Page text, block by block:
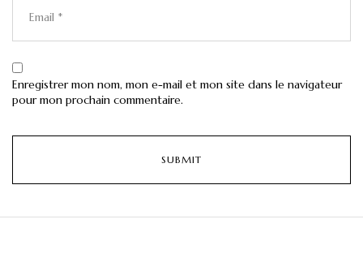
Enregistrer mon nom, mon e-mail et mon site dans le navigateur
pour mon prochain commentaire.